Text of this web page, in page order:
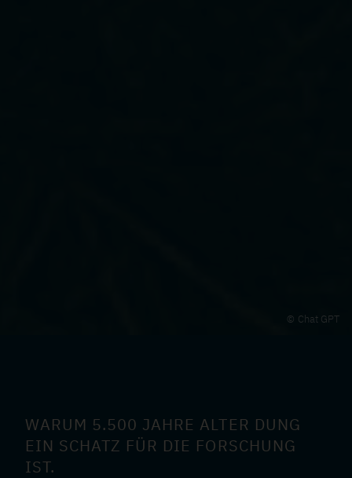
Chat GPT
WARUM 5.500 JAHRE ALTER DUNG
EIN SCHATZ FÜR DIE FORSCHUNG
IST.